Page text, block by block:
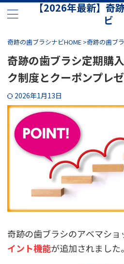
【2026年最新】奇
ビ
奇跡の歯ブラシナビHOME >奇跡の歯ブ
奇跡の歯ブラシ定期購
ク制度とクーポンプレ
2026年1月13日
奇跡の歯ブラシのアベマシ
イント機能が追加されました。